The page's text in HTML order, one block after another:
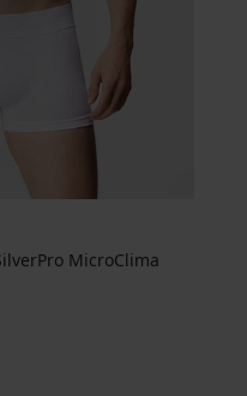
MicroClima